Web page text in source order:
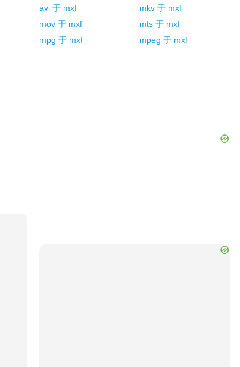
avi 于 mxf mkv 于 mxf
mov 于 mxf mts 于 mxf
mpg 于 mxf mpeg 于 mxf